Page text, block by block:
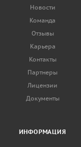
Новости
Команда
Отзывы
Карьера
Контакты
Партнеры
Лицензии
Документы
ИНФОРМАЦИЯ